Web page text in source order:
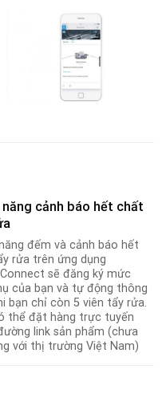
năng cảnh báo hết chất
đếm và cảnh báo hết
rửa trên ứng dụng
sẽ đăng ký mức
của bạn và tự động thông
bạn chỉ còn 5 viên tẩy rửa.
thể đặt hàng trực tuyến
link sản phẩm (chưa
với thị trường Việt Nam)